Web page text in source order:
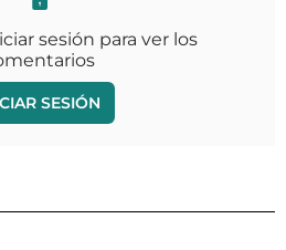
sesión para ver los
SESIÓN